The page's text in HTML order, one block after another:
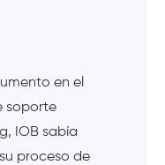
en el
soporte
IOB sabía
proceso de